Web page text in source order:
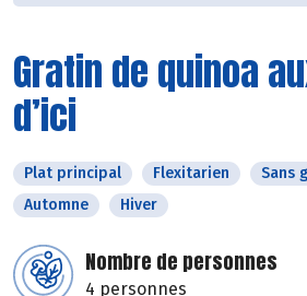
Gratin de quinoa
d’ici
Plat principal Flexitarien Sans
Automne
Hiver
Nombre de personnes
4 personnes